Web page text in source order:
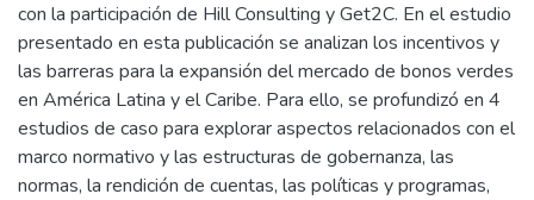
con la participación de Hill Consulting y Get2C. En el estudio
presentado en esta publicación se analizan los incentivos y
las barreras para la expansión del mercado de bonos verdes
en América Latina y el Caribe. Para ello, se profundizó en 4
estudios de caso para explorar aspectos relacionados con el
marco normativo y las estructuras de gobernanza, las
normas, la rendición de cuentas, las políticas y programas,